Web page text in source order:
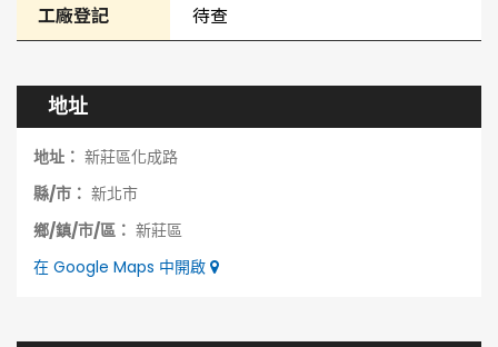
地址
地址： 新莊區化成路
縣/市： 新北市
鄉/鎮/市/區： 新莊區
在 Google Maps 中開啟
工廠登記
待查